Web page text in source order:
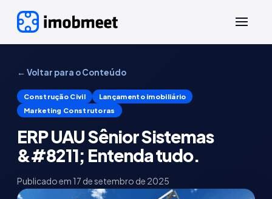
← Voltar para o Conteúdo
Construção Civil
Lançamento imobiliário
Marketing Construtoras
ERP UAU Sênior Sistemas
&#8211; Entenda tudo.
Publicado em 17 de setembro de 2025